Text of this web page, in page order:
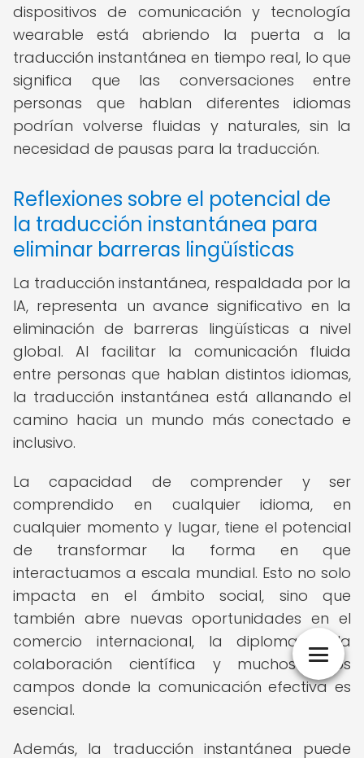
dispositivos de comunicación y tecnología
wearable está abriendo la puerta a la
traducción instantánea en tiempo real, lo que
significa que las conversaciones entre
personas que hablan diferentes idiomas
podrían volverse fluidas y naturales, sin la
necesidad de pausas para la traducción.
Reflexiones sobre el potencial de
la traducción instantánea para
eliminar barreras lingüísticas
La traducción instantánea, respaldada por la
IA, representa un avance significativo en la
eliminación de barreras lingüísticas a nivel
global. Al facilitar la comunicación fluida
entre personas que hablan distintos idiomas,
la traducción instantánea está allanando el
camino hacia un mundo más conectado e
inclusivo.
La capacidad de comprender y ser
comprendido en cualquier idioma, en
cualquier momento y lugar, tiene el potencial
de transformar la forma en que
interactuamos a escala mundial. Esto no solo
impacta en el ámbito social, sino que
también abre nuevas oportunidades en el
comercio internacional, la diplomacia, la
colaboración científica y muchos otros
campos donde la comunicación efectiva es
esencial.
Además, la traducción instantánea puede